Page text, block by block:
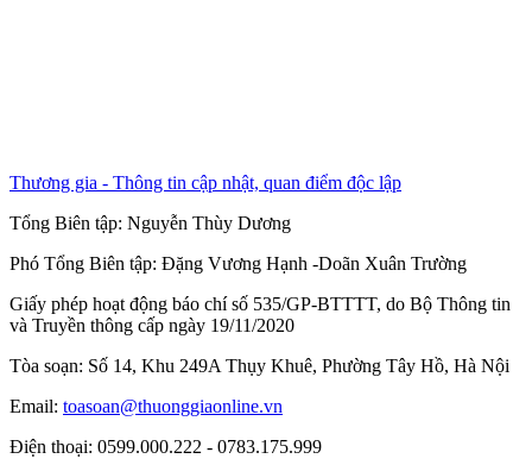
Thương gia - Thông tin cập nhật, quan điểm độc lập
Tổng Biên tập: Nguyễn Thùy Dương
Phó Tổng Biên tập: Đặng Vương Hạnh -Doãn Xuân Trường
Giấy phép hoạt động báo chí số 535/GP-BTTTT, do Bộ Thông tin
và Truyền thông cấp ngày 19/11/2020
Tòa soạn: Số 14, Khu 249A Thụy Khuê, Phường Tây Hồ, Hà Nội
Email: toasoan@thuonggiaonline.vn
Điện thoại: 0599.000.222 - 0783.175.999